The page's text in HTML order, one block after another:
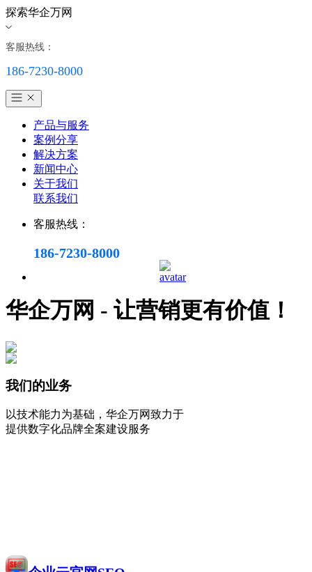
探索华企万网
客服热线：
186-7230-8000
产品与服务
案例分享
解决方案
新闻中心
关于我们
联系我们
客服热线：
186-7230-8000
华企万网 - 让营销更有价值！
我们的业务
以技术能力为基础，华企万网致力于
提供数字化品牌全案建设服务